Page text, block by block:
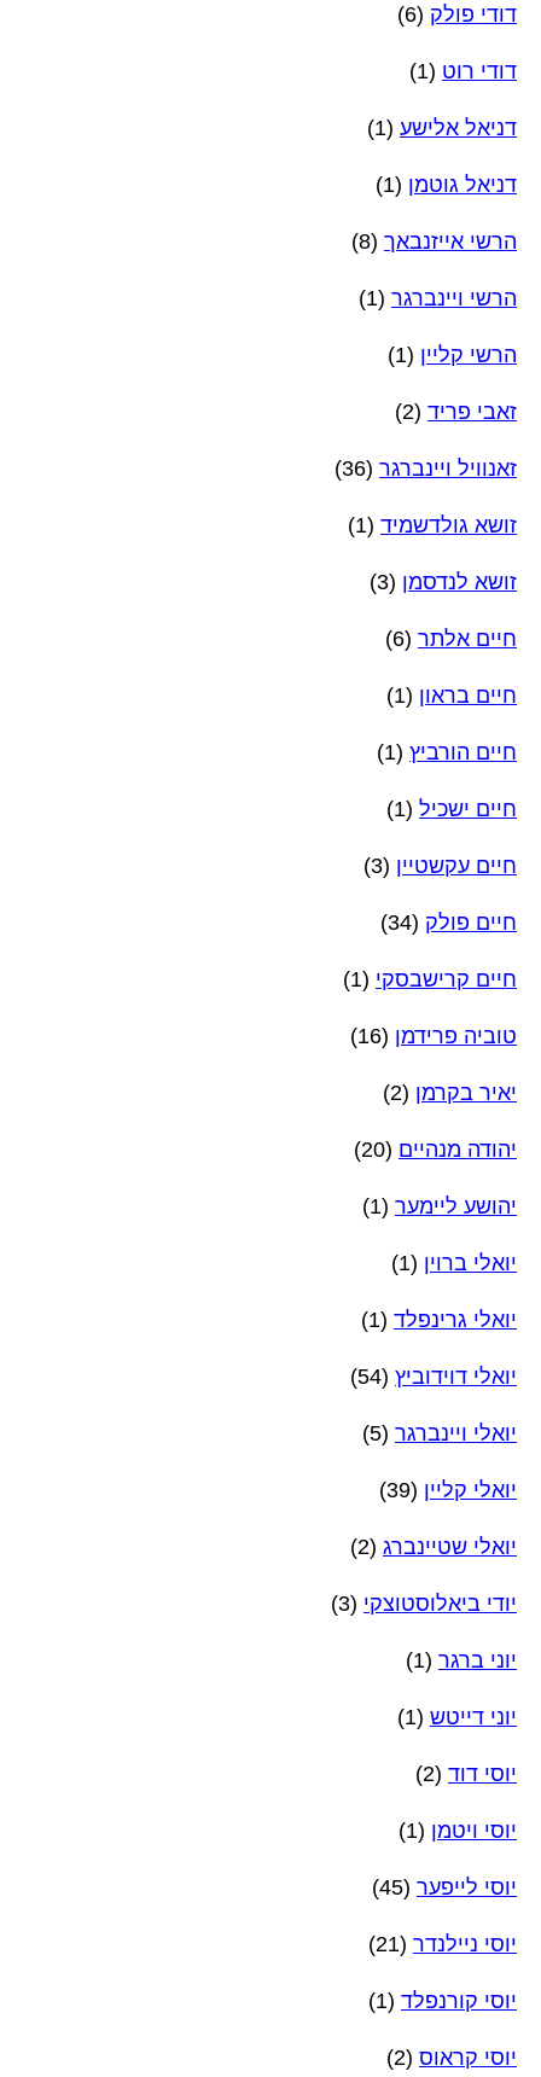
דודי פולק (6)
דודי רוט (1)
דניאל אלישע (1)
דניאל גוטמן (1)
הרשי אייזנבאך (8)
הרשי ויינברגר (1)
הרשי קליין (1)
זאבי פריד (2)
זאנוויל ויינברגר (36)
זושא גולדשמיד (1)
זושא לנדסמן (3)
חיים אלתר (6)
חיים בראון (1)
חיים הורביץ (1)
חיים ישכיל (1)
חיים עקשטיין (3)
חיים פולק (34)
חיים קרישבסקי (1)
טוביה פרידמן (16)
יאיר בקרמן (2)
יהודה מנהיים (20)
יהושע ליימער (1)
יואלי ברוין (1)
יואלי גרינפלד (1)
יואלי דוידוביץ (54)
יואלי ויינברגר (5)
יואלי קליין (39)
יואלי שטיינברג (2)
יודי ביאלוסטוצקי (3)
יוני ברגר (1)
יוני דייטש (1)
יוסי דוד (2)
יוסי ויטמן (1)
יוסי לייפער (45)
יוסי ניילנדר (21)
יוסי קורנפלד (1)
יוסי קראוס (2)